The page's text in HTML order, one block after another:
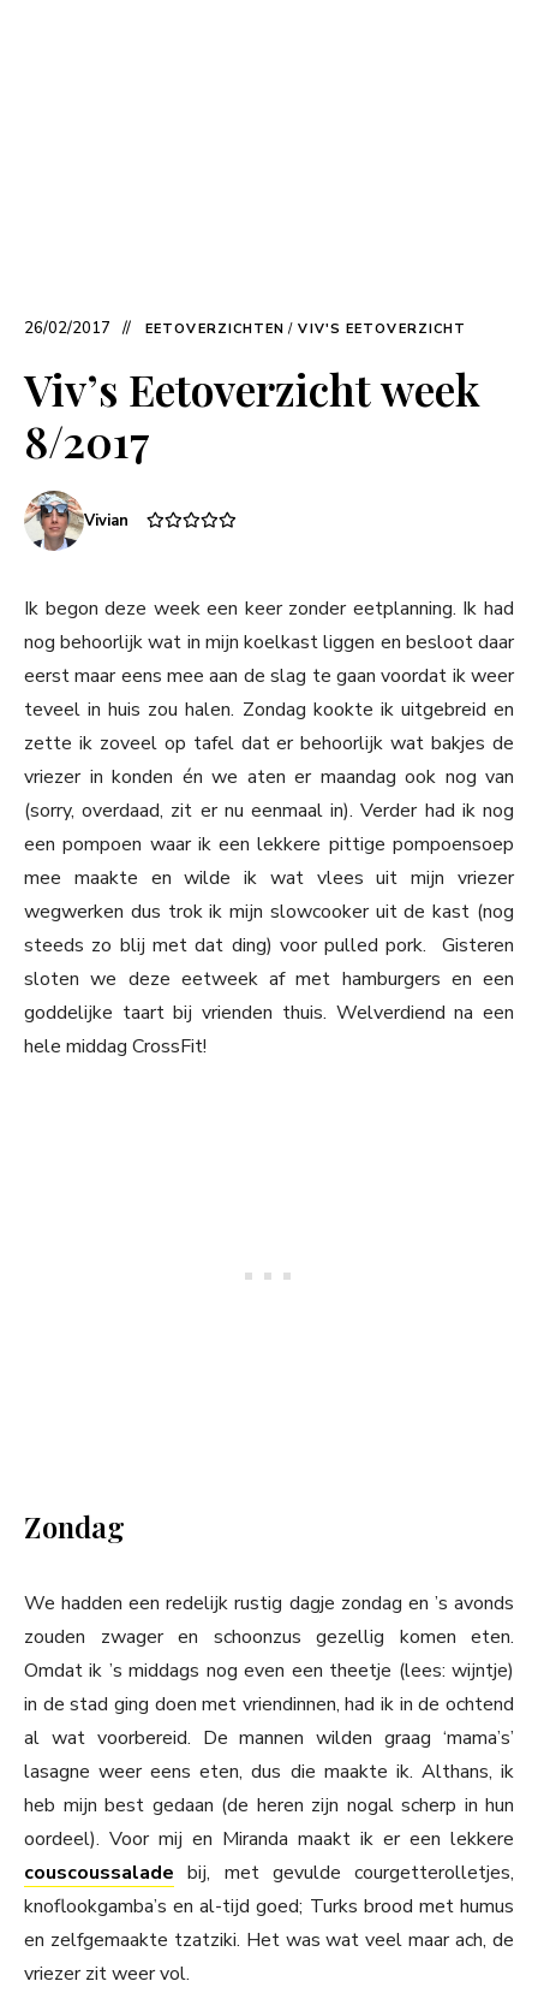
26/02/2017 EETOVERZICHTEN / VIV'S EETOVERZICHT
Viv’s Eetoverzicht week
8/2017
Vivian
Ik begon deze week een keer zonder eetplanning. Ik had
nog behoorlijk wat in mijn koelkast liggen en besloot daar
eerst maar eens mee aan de slag te gaan voordat ik weer
teveel in huis zou halen. Zondag kookte ik uitgebreid en
zette ik zoveel op tafel dat er behoorlijk wat bakjes de
vriezer in konden én we aten er maandag ook nog van
(sorry, overdaad, zit er nu eenmaal in). Verder had ik nog
een pompoen waar ik een lekkere pittige pompoensoep
mee maakte en wilde ik wat vlees uit mijn vriezer
wegwerken dus trok ik mijn slowcooker uit de kast (nog
steeds zo blij met dat ding) voor pulled pork. Gisteren
sloten we deze eetweek af met hamburgers en een
goddelijke taart bij vrienden thuis. Welverdiend na een
hele middag CrossFit!
Zondag
We hadden een redelijk rustig dagje zondag en ’s avonds
zouden zwager en schoonzus gezellig komen eten.
Omdat ik ’s middags nog even een theetje (lees: wijntje)
in de stad ging doen met vriendinnen, had ik in de ochtend
al wat voorbereid. De mannen wilden graag ‘mama’s’
lasagne weer eens eten, dus die maakte ik. Althans, ik
heb mijn best gedaan (de heren zijn nogal scherp in hun
oordeel). Voor mij en Miranda maakt ik er een lekkere
couscoussalade bij, met gevulde courgetterolletjes,
knoflookgamba’s en al-tijd goed; Turks brood met humus
en zelfgemaakte tzatziki. Het was wat veel maar ach, de
vriezer zit weer vol.